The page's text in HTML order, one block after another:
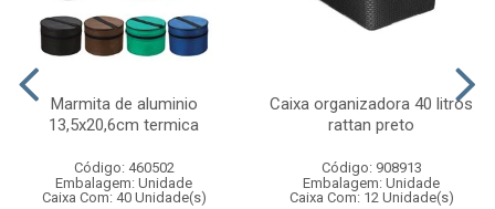
Marmita de aluminio
13,5x20,6cm termica
Código: 460502
Embalagem: Unidade
Caixa Com: 40 Unidade(s)
Caixa organizadora 40 litros
rattan preto
Código: 908913
Embalagem: Unidade
Caixa Com: 12 Unidade(s)